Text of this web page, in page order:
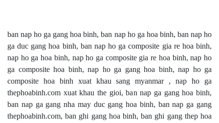
ban nap ho ga gang hoa binh, ban nap ho ga hoa binh, ban nap ho
ga duc gang hoa binh, ban nap ho ga composite gia re hoa binh,
nap ho ga hoa binh, nap ho ga composite gia re hoa binh, nap ho
ga composite hoa binh, nap ho ga gang hoa binh, nap ho ga
composite hoa binh xuat khau sang myanmar , nap ho ga
thephoabinh.com xuat khau the gioi, ban nap ga gang hoa binh,
ban nap ga gang nha may duc gang hoa binh, ban nap ga gang
thephoabinh.com, ban ghi gang hoa binh, ban ghi gang thep hoa